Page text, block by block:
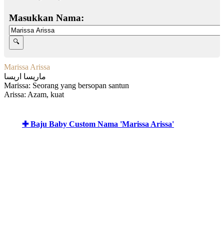
Masukkan Nama:
Marissa Arissa
ماريسا اريسا
Marissa: Seorang yang bersopan santun
Arissa: Azam, kuat
✚ Baju Baby Custom Nama 'Marissa Arissa'